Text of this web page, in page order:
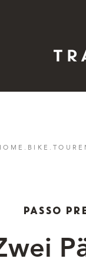
. BIKE .
PASSO